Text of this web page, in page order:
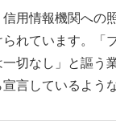
用情報機関への
れています。「
切なし」と謳う
言しているよう